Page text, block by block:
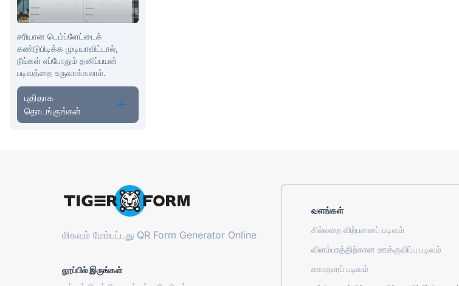
சரியான டெம்ப்ளேட்டைக்
கண்டுபிடிக்க முடியாவிட்டால்,
நீங்கள் எப்போதும் தனிப்பயன்
படிவத்தை உருவாக்கலாம்.
புதிதாக
தொடங்குங்கள்
மிகவும் மேம்பட்டது QR Form Generator Online
லூப்பில் இருங்கள்
வளங்கள்
சில்லறை விற்பனைப் படிவம்
விளம்பரத்திற்கான ஊக்குவிப்பு படிவம்
சுகாதாரப் படிவம்